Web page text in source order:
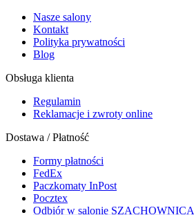
Nasze salony
Kontakt
Polityka prywatności
Blog
Obsługa klienta
Regulamin
Reklamacje i zwroty online
Dostawa / Płatność
Formy płatności
FedEx
Paczkomaty InPost
Pocztex
Odbiór w salonie SZACHOWNICA